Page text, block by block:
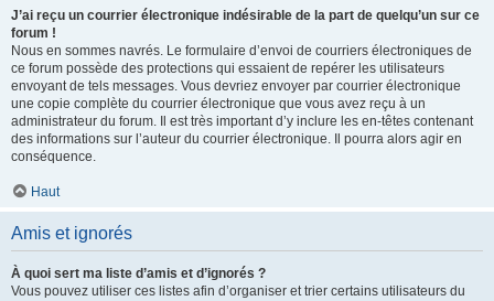
J’ai reçu un courrier électronique indésirable de la part de quelqu’un sur ce
forum !
Nous en sommes navrés. Le formulaire d’envoi de courriers électroniques de
ce forum possède des protections qui essaient de repérer les utilisateurs
envoyant de tels messages. Vous devriez envoyer par courrier électronique
une copie complète du courrier électronique que vous avez reçu à un
administrateur du forum. Il est très important d’y inclure les en-têtes contenant
des informations sur l’auteur du courrier électronique. Il pourra alors agir en
conséquence.
Haut
Amis et ignorés
À quoi sert ma liste d’amis et d’ignorés ?
Vous pouvez utiliser ces listes afin d’organiser et trier certains utilisateurs du